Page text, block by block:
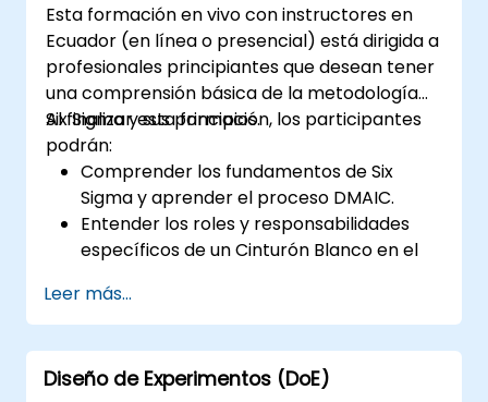
Esta formación en vivo con instructores en
Ecuador (en línea o presencial) está dirigida a
profesionales principiantes que desean tener
una comprensión básica de la metodología
Six Sigma y sus principios.
Al finalizar esta formación, los participantes
podrán:
Comprender los fundamentos de Six
Sigma y aprender el proceso DMAIC.
Entender los roles y responsabilidades
específicos de un Cinturón Blanco en el
Aprender a aplicar los principios de Six
Sigma para identificar oportunidades de
mejora y apoyar proyectos de Six Sigma
dentro de una organización.
Leer más...
Diseño de Experimentos (DoE)